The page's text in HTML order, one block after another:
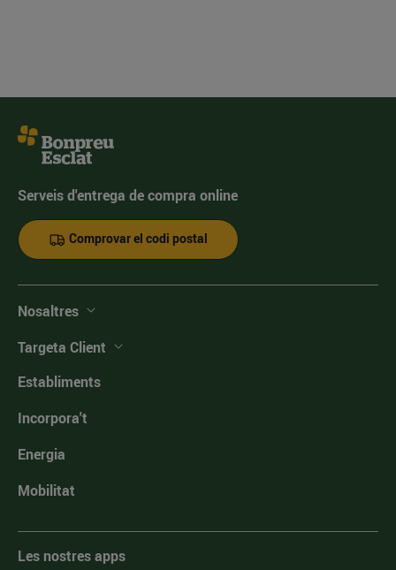
Serveis d'entrega de compra online
Comprovar el codi postal
Nosaltres
Targeta Client
Establiments
Incorpora't
Energia
Mobilitat
Les nostres apps